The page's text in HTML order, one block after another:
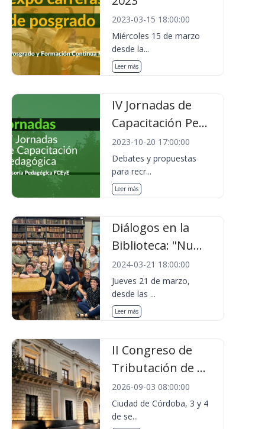
2023-03-15 18:00:00
Miércoles 15 de marzo
desde la...
Leer más
IV Jornadas de
Capacitación Pe...
2023-10-20 17:00:00
Debates y propuestas
para recr...
Leer más
Diálogos en la
Biblioteca: "Nu...
2024-03-21 18:00:00
Jueves 21 de marzo,
desde las ...
Leer más
II Congreso de
Tributación de ...
2026-09-03 08:00:00
Ciudad de Córdoba, 3 y 4
de se...